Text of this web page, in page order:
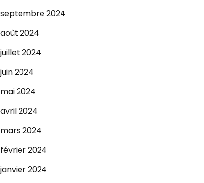
septembre 2024
août 2024
juillet 2024
juin 2024
mai 2024
avril 2024
mars 2024
février 2024
janvier 2024